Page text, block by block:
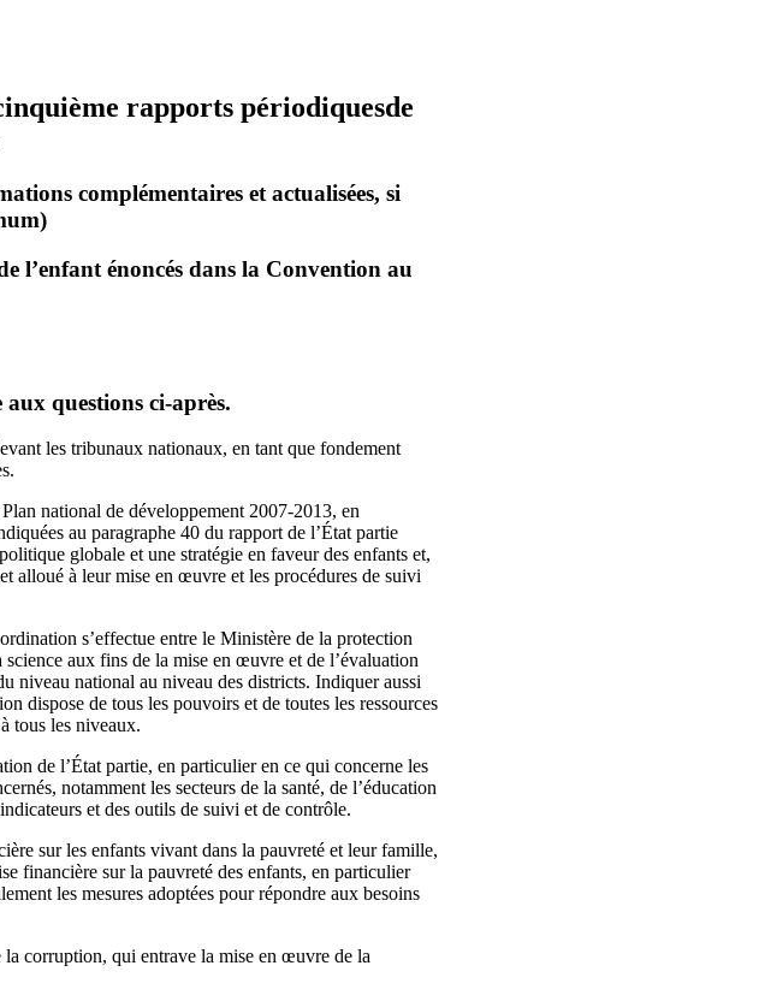
rapports périodiquesde
complémentaires et actualisées, si
l’enfant énoncés dans la Convention au
questions ci-après.
les tribunaux nationaux, en tant que fondement
national de développement 2007-2013, en
au paragraphe 40 du rapport de l’État partie
globale et une stratégie en faveur des enfants et,
alloué à leur mise en œuvre et les procédures de suivi
s’effectue entre le Ministère de la protection
aux fins de la mise en œuvre et de l’évaluation
niveau national au niveau des districts. Indiquer aussi
dispose de tous les pouvoirs et de toutes les ressources
tous les niveaux.
de l’État partie, en particulier en ce qui concerne les
notamment les secteurs de la santé, de l’éducation
et des outils de suivi et de contrôle.
sur les enfants vivant dans la pauvreté et leur famille,
financière sur la pauvreté des enfants, en particulier
les mesures adoptées pour répondre aux besoins
corruption, qui entrave la mise en œuvre de la